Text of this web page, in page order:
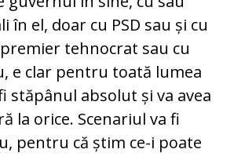
în el, doar cu PSD sau și cu
premier tehnocrat sau cu
e clar pentru toată lumea
stăpânul absolut și va avea
la orice. Scenariul va fi
pentru că știm ce-i poate